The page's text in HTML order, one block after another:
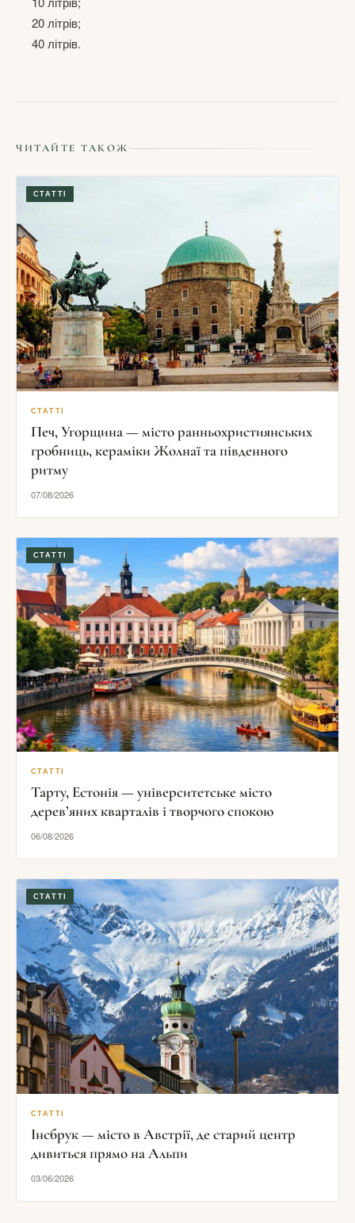
20 літрів;
40 літрів.
ЧИТАЙТЕ ТАКОЖ
СТАТТІ
СТАТТІ
Печ, Угорщина — місто ранньохристиянських
гробниць, кераміки Жолнаї та південного
ритму
07/08/2026
СТАТТІ
СТАТТІ
Тарту, Естонія — університетське місто
дерев’яних кварталів і творчого спокою
06/08/2026
СТАТТІ
СТАТТІ
Інсбрук — місто в Австрії, де старий центр
дивиться прямо на Альпи
03/06/2026